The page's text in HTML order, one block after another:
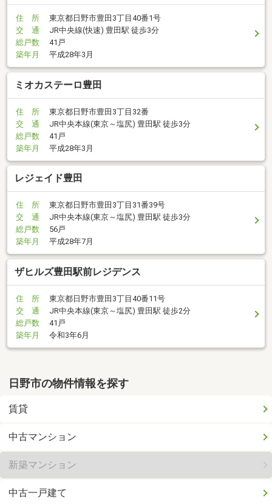
住 所
東京都日野市豊田3丁目40番1号
交 通
JR中央線(快速) 豊田駅 徒歩3分
総戸数
41戸
築年月
平成28年3月
ミオカステーロ豊田
住 所
東京都日野市豊田3丁目32番
交 通
JR中央本線(東京～塩尻) 豊田駅 徒歩3分
総戸数
41戸
築年月
平成28年3月
レジェイド豊田
住 所
東京都日野市豊田3丁目31番39号
交 通
JR中央本線(東京～塩尻) 豊田駅 徒歩3分
総戸数
56戸
築年月
平成28年7月
ザヒルズ豊田駅前レジデンス
住 所
東京都日野市豊田3丁目40番11号
交 通
JR中央本線(東京～塩尻) 豊田駅 徒歩2分
総戸数
41戸
築年月
令和3年6月
日野市の物件情報を探す
賃貸
中古マンション
新築マンション
中古一戸建て